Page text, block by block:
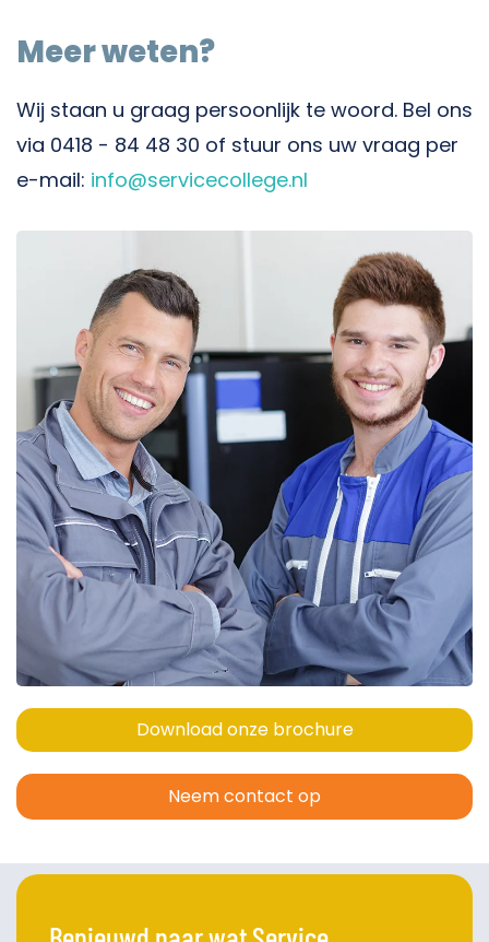
Meer weten?
Wij staan u graag persoonlijk te woord. Bel ons
via 0418 - 84 48 30 of stuur ons uw vraag per
e-mail: info@servicecollege.nl
Download onze brochure
Neem contact op